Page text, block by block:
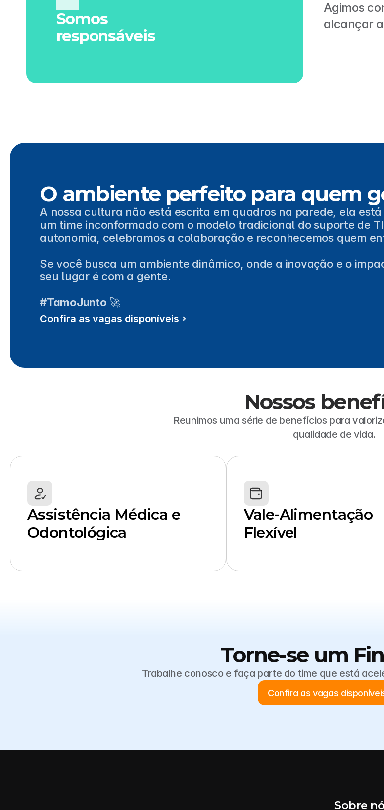
Somos
responsáveis
Agimos
alcançar
O ambiente perfeito para quem
A nossa cultura não está escrita em quadros na parede, ela
um time inconformado com o modelo tradicional do suporte de
autonomia, celebramos a colaboração e reconhecemos quem
Se você busca um ambiente dinâmico, onde a inovação e o
seu lugar é com a gente.
#TamoJunto 🚀
Confira as vagas disponíveis
Nossos
Reunimos uma série de benefícios para
qualidade de vida.
Assistência Médica e
Odontológica
Vale-Alimentação
Flexível
Torne-se um
Trabalhe conosco e faça parte do time que está
Confira as vagas
Sobre